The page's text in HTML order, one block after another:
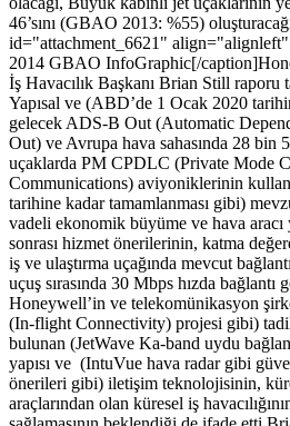
46’sını (GBAO 2013: %55)
id="attachment_6621"
2014 GBAO InfoGraphic[/
İş Havacılık Başkanı Brian Still raporu
Yapısal ve (ABD’de 1 Ocak 2020
gelecek ADS-B Out (Automatic
Out) ve Avrupa hava sahasında 28 bin
uçaklarda PM CPDLC (Private Mode
Communications) aviyoniklerinin
tarihine kadar tamamlanması gibi)
vadeli ekonomik büyüme ve hava aracı
sonrası hizmet önerilerinin, katma
iş ve ulaştırma uçağında mevcut
uçuş sırasında 30 Mbps hızda
Honeywell’in ve telekomünikasyon
(In-flight Connectivity) projesi gibi)
bulunan (JetWave Ka-band uydu
yapısı ve (IntuVue hava radar gibi
önerileri gibi) iletişim teknolojisinin,
araçlarından olan küresel iş